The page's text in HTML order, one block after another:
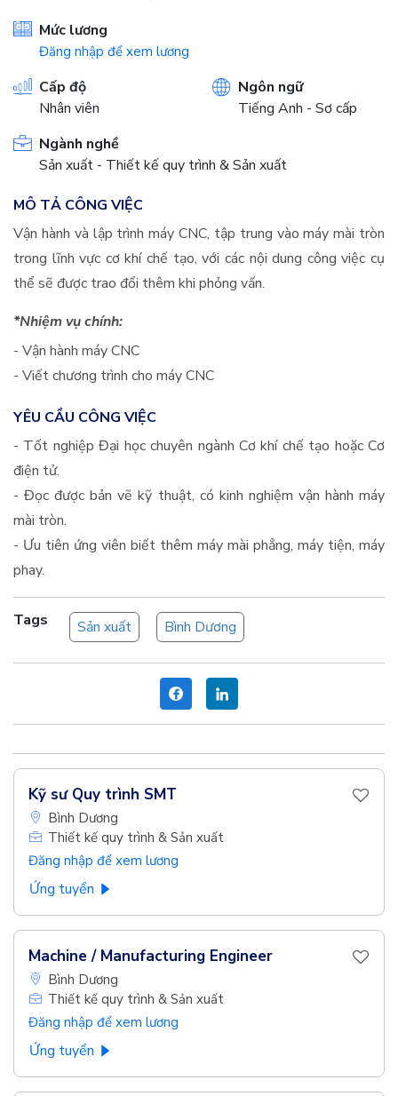
Mức lương
Đăng nhập để xem lương
Cấp độ
Nhân viên
Ngôn ngữ
Tiếng Anh - Sơ cấp
Ngành nghề
Sản xuất - Thiết kế quy trình & Sản xuất
MÔ TẢ CÔNG VIỆC
Vận hành và lập trình máy CNC, tập trung vào máy mài tròn
trong lĩnh vực cơ khí chế tạo, với các nội dung công việc cụ
thể sẽ được trao đổi thêm khi phỏng vấn.
*Nhiệm vụ chính:
- Vận hành máy CNC
- Viết chương trình cho máy CNC
YÊU CẦU CÔNG VIỆC
- Tốt nghiệp Đại học chuyên ngành Cơ khí chế tạo hoặc Cơ
điện tử.
- Đọc được bản vẽ kỹ thuật, có kinh nghiệm vận hành máy
mài tròn.
- Ưu tiên ứng viên biết thêm máy mài phẳng, máy tiện, máy
phay.
Tags Sản xuất Bình Dương
Kỹ sư Quy trình SMT
Bình Dương
Thiết kế quy trình & Sản xuất
Đăng nhập để xem lương
Ứng tuyển
Machine / Manufacturing Engineer
Bình Dương
Thiết kế quy trình & Sản xuất
Đăng nhập để xem lương
Ứng tuyển